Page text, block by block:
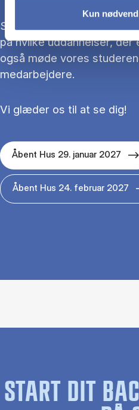
Kun
Så kom med til Åbent
på hvilke uddannelser,
også møde vores
medarbejdere.
Vi glæder os til at se dig!
Åbent Hus 29. januar 2027
Åbent Hus 24. februar 2027
START DIT